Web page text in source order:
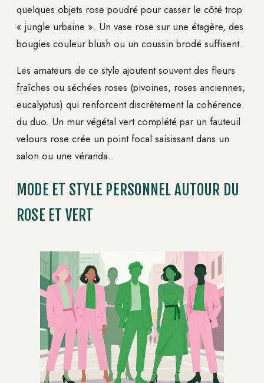
quelques objets rose poudré pour casser le côté trop
« jungle urbaine ». Un vase rose sur une étagère, des
bougies couleur blush ou un coussin brodé suffisent.
Les amateurs de ce style ajoutent souvent des fleurs
fraîches ou séchées roses (pivoines, roses anciennes,
eucalyptus) qui renforcent discrètement la cohérence
du duo. Un mur végétal vert complété par un fauteuil
velours rose crée un point focal saisissant dans un
salon ou une véranda.
MODE ET STYLE PERSONNEL AUTOUR DU
ROSE ET VERT